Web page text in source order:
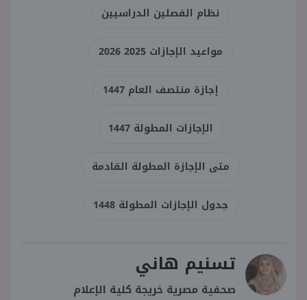
نظام الفصلين الدراسيين
مواعيد الإجازات 2025 2026
إجازة منتصف العام 1447
الإجازات المطولة 1447
متى الإجازة المطولة القادمة
جدول الإجازات المطولة 1448
تسنيم هاني
صحفية مصرية خريجة كلية الإعلام